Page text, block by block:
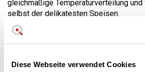
Diese Webseite verwendet Cookies
gleichmäßige Temperaturverteilung
selbst der delikatesten Speisen.
Sauteusen in
tägliche Küche.
3-Schicht-Edelstahl-Sautierpfanne der